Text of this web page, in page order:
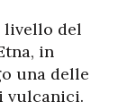
livello del
in
una delle
vulcanici.